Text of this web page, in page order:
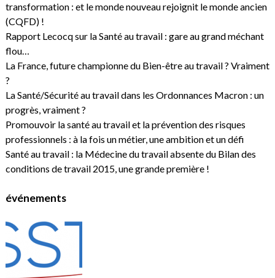
transformation : et le monde nouveau rejoignit le monde ancien
(CQFD) !
Rapport Lecocq sur la Santé au travail : gare au grand méchant
flou…
La France, future championne du Bien-être au travail ? Vraiment
?
La Santé/Sécurité au travail dans les Ordonnances Macron : un
progrès, vraiment ?
Promouvoir la santé au travail et la prévention des risques
professionnels : à la fois un métier, une ambition et un défi
Santé au travail : la Médecine du travail absente du Bilan des
conditions de travail 2015, une grande première !
événements